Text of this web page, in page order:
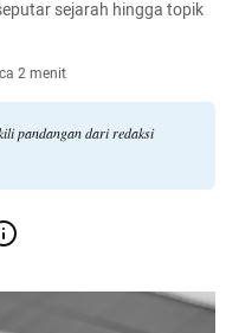
sejarah hingga topik
2 menit
pandangan dari redaksi